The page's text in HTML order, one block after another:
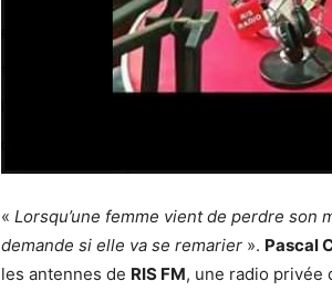
« Lorsqu’une femme vient de perdre son
demande si elle va se remarier ». Pascal
les antennes de RIS FM, une radio privée